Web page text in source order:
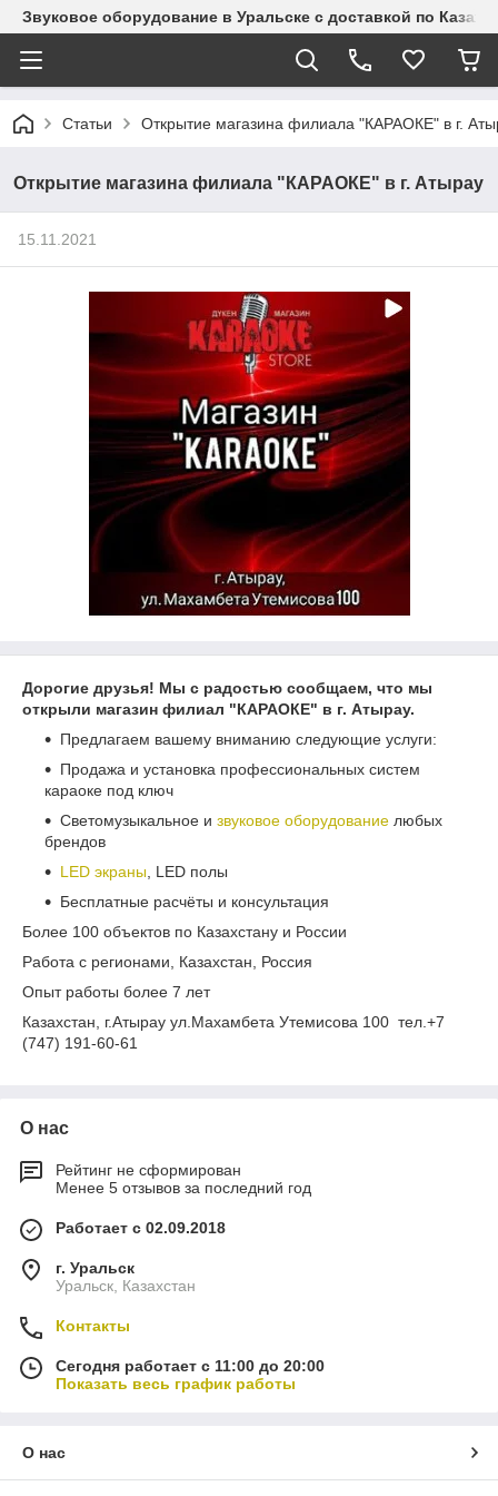
Звуковое оборудование в Уральске с доставкой по
Статьи Открытие магазина филиала "КАРАОКЕ" в г.
Открытие магазина филиала "КАРАОКЕ" в г. Атырау
15.11.2021
Дорогие друзья! Мы с радостью сообщаем, что мы
открыли магазин филиал "КАРАОКЕ" в г. Атырау.
Предлагаем вашему вниманию следующие услуги:
Продажа и установка профессиональных систем
караоке под ключ
Светомузыкальное и звуковое оборудование любых
брендов
LED экраны , LED полы
Бесплатные расчёты и консультация
Более 100 объектов по Казахстану и России
Работа с регионами, Казахстан, Россия
Опыт работы более 7 лет
Казахстан, г.Атырау ул.Махамбета Утемисова 100 тел.+7
(747) 191-60-61
О нас
Рейтинг не сформирован
Менее 5 отзывов за последний год
Работает с 02.09.2018
г. Уральск
Уральск, Казахстан
Контакты
Сегодня работает с 11:00 до 20:00
Показать весь график работы
О нас